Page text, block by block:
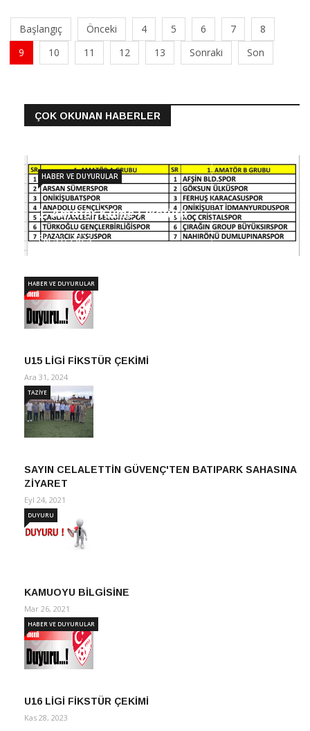
Başlangıç Önceki 4 5 6 7
8
9
10 11 12 13 Sonraki Son
ÇOK OKUNAN HABERLER
1. Amatör Küme Fikstürü
Eki 31, 2023
HABER VE DUYURULAR
U15 LİGİ FİKSTÜR ÇEKİMİ
HABER VE DUYURULAR
Ara 31, 2024
SAYIN CELALETTİN GÜVENÇ'TEN BATIPARK SAHASINA
ZİYARET
TAZİYE
Eyl 24, 2021
KAMUOYU BİLGİSİNE
DUYURU
Mar 26, 2021
U16 LİGİ FİKSTÜR ÇEKİMİ
HABER VE DUYURULAR
Kas 28, 2023